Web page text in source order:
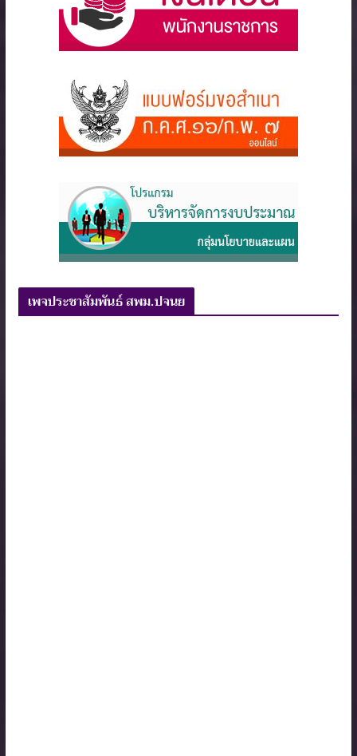
เพจประชาสัมพันธ์ สพม.ปจนย